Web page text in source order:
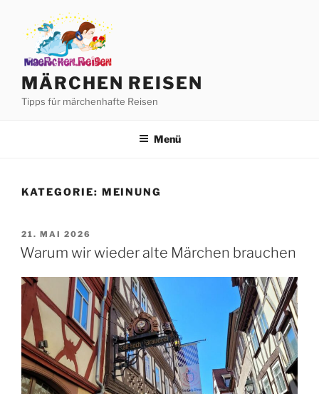
springen
MÄRCHEN REISEN
Tipps für märchenhafte Reisen
Menü
KATEGORIE: MEINUNG
VERÖFFENTLICHT
AM
21. MAI 2026
Warum wir wieder alte Märchen brauchen